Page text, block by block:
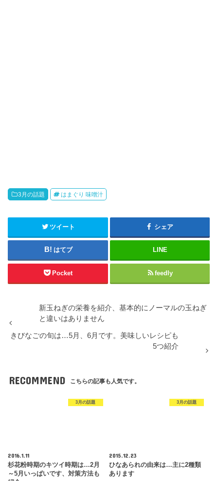
3月の話題 はまぐり 味噌汁
ツイート シェア
はてブ LINE
Pocket feedly
新玉ねぎの栄養を紹介、基本的にノーマルの玉ねぎ
と違いはありません
きびなごの旬は…5月、6月です。美味しいレシピも
5つ紹介
RECOMMEND こちらの記事も人気です。
3月の話題
2016.1.11
杉花粉時期のキツイ時期は…2月
～5月いっぱいです、対策方法も
3月の話題
2015.12.23
ひなあられの由来は…主に2種類
あります